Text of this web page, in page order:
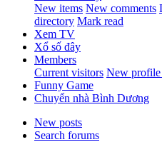
New items New comments
directory Mark read
Xem TV
Xổ số đây
Members
Current visitors New profile
Funny Game
Chuyển nhà Bình Dương
New posts
Search forums